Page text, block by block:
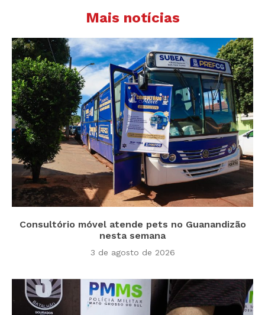
Mais notícias
Consultório móvel atende pets no Guanandizão
nesta semana
3 de agosto de 2026